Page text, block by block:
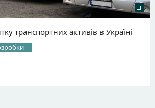
транспортних активів в Україні